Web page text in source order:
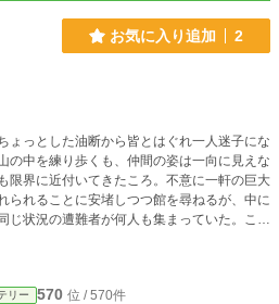
お気に入り追加 2
ょっとした油断から皆とはぐれ一人迷子にな
の中を練り歩くも、仲間の姿は一向に見えな
限界に近付いてきたころ。不意に一軒の巨大
られることに安堵しつつ館を尋ねるが、中に
じ状況の遭難者が何人も集まっていた。こん
っていると、遭難者の一人が姿を消し、さ
再び館が外界から繋がったとき、新たに
込んできて――
リー 570 位 / 570件